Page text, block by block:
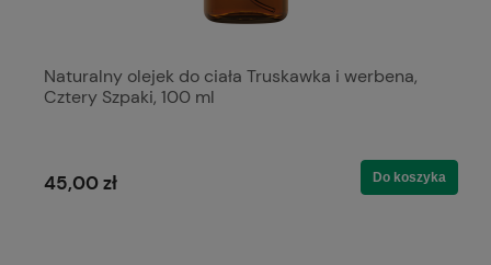
Naturalny olejek do ciała Truskawka i werbena,
Cztery Szpaki, 100 ml
45,00 zł Do koszyka